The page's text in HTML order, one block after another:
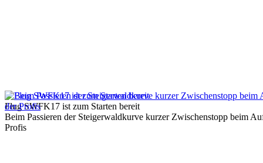
Flug SWFK17 ist zum Starten bereit
Beim Passieren der Steigerwaldkurve kurzer Zwischenstopp beim
Profis